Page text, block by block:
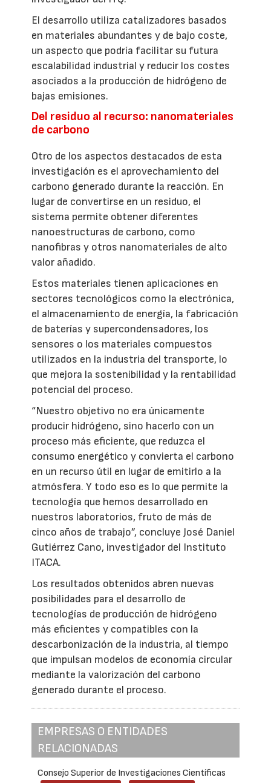
El desarrollo utiliza catalizadores basados
en materiales abundantes y de bajo coste,
un aspecto que podría facilitar su futura
escalabilidad industrial y reducir los costes
asociados a la producción de hidrógeno de
bajas emisiones.
Del residuo al recurso: nanomateriales
de carbono
Otro de los aspectos destacados de esta
investigación es el aprovechamiento del
carbono generado durante la reacción. En
lugar de convertirse en un residuo, el
sistema permite obtener diferentes
nanoestructuras de carbono, como
nanofibras y otros nanomateriales de alto
valor añadido.
Estos materiales tienen aplicaciones en
sectores tecnológicos como la electrónica,
el almacenamiento de energía, la fabricación
de baterías y supercondensadores, los
sensores o los materiales compuestos
utilizados en la industria del transporte, lo
que mejora la sostenibilidad y la rentabilidad
potencial del proceso.
“Nuestro objetivo no era únicamente
producir hidrógeno, sino hacerlo con un
proceso más eficiente, que reduzca el
consumo energético y convierta el carbono
en un recurso útil en lugar de emitirlo a la
atmósfera. Y todo eso es lo que permite la
tecnología que hemos desarrollado en
nuestros laboratorios, fruto de más de
cinco años de trabajo”, concluye José Daniel
Gutiérrez Cano, investigador del Instituto
ITACA.
Los resultados obtenidos abren nuevas
posibilidades para el desarrollo de
tecnologías de producción de hidrógeno
más eficientes y compatibles con la
descarbonización de la industria, al tiempo
que impulsan modelos de economía circular
mediante la valorización del carbono
generado durante el proceso.
EMPRESAS O ENTIDADES
RELACIONADAS
Consejo Superior de Investigaciones Científicas